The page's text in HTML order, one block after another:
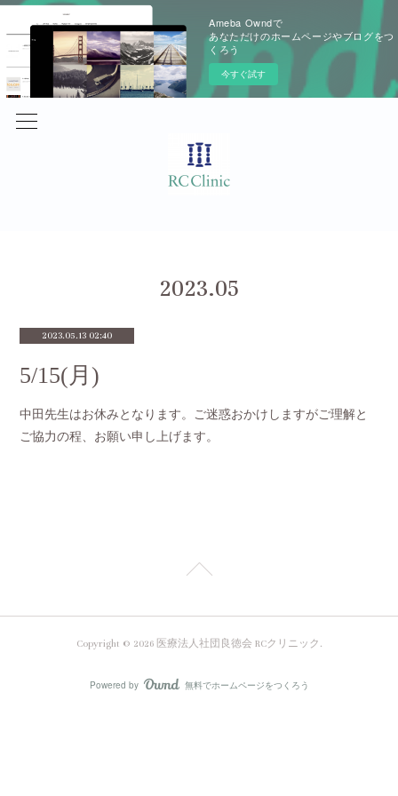
Ameba Owndで
あなただけのホームページやブログをつ
くろう
今すぐ試す
2023.05
2023.05.13 02:40
5/15(月)
中田先生はお休みとなります。ご迷惑おかけしますがご理解と
ご協力の程、お願い申し上げます。
Copyright © 2026 医療法人社団良徳会 RCクリニック .
Powered by AmebaOwnd
無料でホームページをつくろう